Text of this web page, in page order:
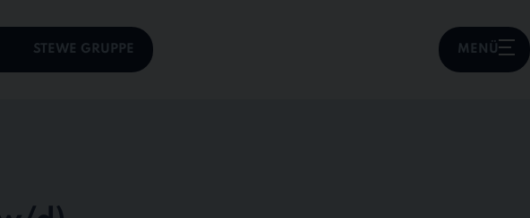
STEWE GRUPPE MENÜ